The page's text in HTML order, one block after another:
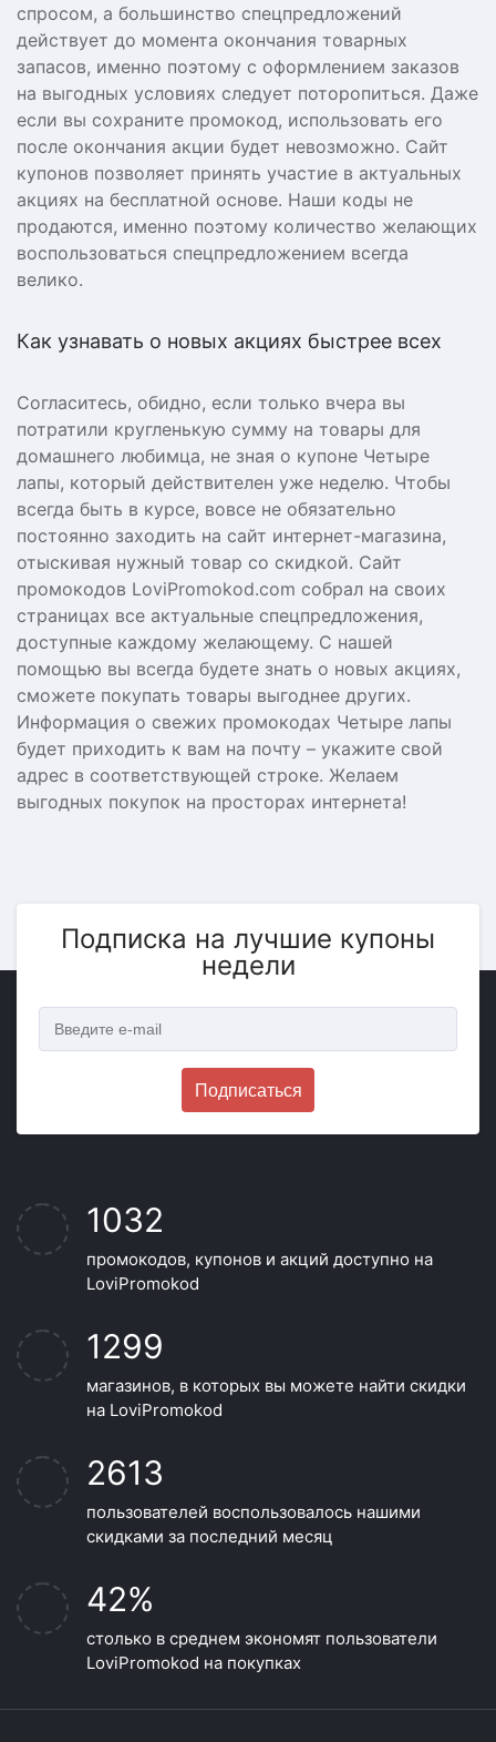
спросом, а большинство спецпредложений
действует до момента окончания товарных
запасов, именно поэтому с оформлением заказов
на выгодных условиях следует поторопиться. Даже
если вы сохраните промокод, использовать его
после окончания акции будет невозможно. Сайт
купонов позволяет принять участие в актуальных
акциях на бесплатной основе. Наши коды не
продаются, именно поэтому количество желающих
воспользоваться спецпредложением всегда
велико.
Как узнавать о новых акциях быстрее всех
Согласитесь, обидно, если только вчера вы
потратили кругленькую сумму на товары для
домашнего любимца, не зная о купоне Четыре
лапы, который действителен уже неделю. Чтобы
всегда быть в курсе, вовсе не обязательно
постоянно заходить на сайт интернет-магазина,
отыскивая нужный товар со скидкой. Сайт
промокодов LoviPromokod.com собрал на своих
страницах все актуальные спецпредложения,
доступные каждому желающему. С нашей
помощью вы всегда будете знать о новых акциях,
сможете покупать товары выгоднее других.
Информация о свежих промокодах Четыре лапы
будет приходить к вам на почту – укажите свой
адрес в соответствующей строке. Желаем
выгодных покупок на просторах интернета!
Подписка на лучшие купоны
недели
Подписаться
1032
промокодов, купонов и акций доступно на
LoviPromokod
1299
магазинов, в которых вы можете найти скидки
на LoviPromokod
2613
пользователей воспользовалось нашими
скидками за последний месяц
42%
столько в среднем экономят пользователи
LoviPromokod на покупках